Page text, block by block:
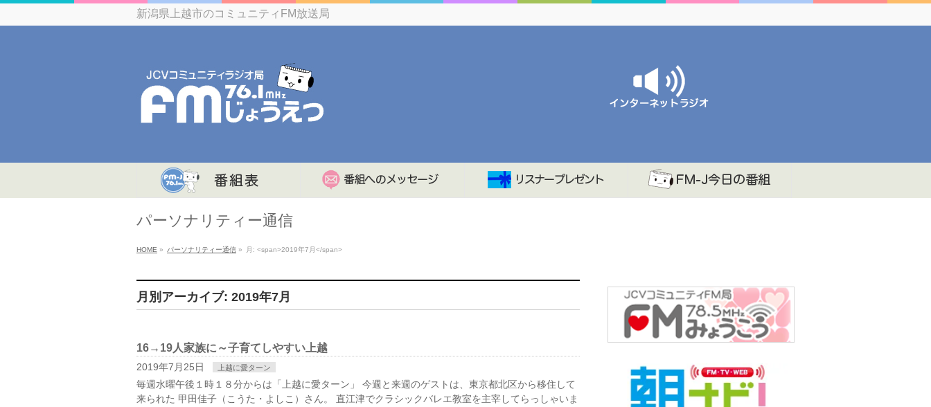
新潟県上越市のコミュニティFM放送局
パーソナリティー通信
HOME » パーソナリティー通信 » 月: <span>2019年7月</span>
月別アーカイブ: 2019年7月
16→19人家族に～子育てしやすい上越
2019年7月25日 上越に愛ターン
毎週水曜午後１時１８分からは「上越に愛ターン」 今週と来週のゲストは、東京都北区から移住して
来られた 甲田佳子（こうた・よしこ）さん。 直江津でクラシックバレエ教室を主宰してらっしゃいま